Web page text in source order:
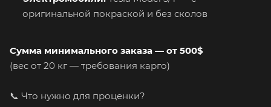
оригинальной покраской и без сколов
Сумма минимального заказа — от 500$
(вес от 20 кг — требования карго)
📞 Что нужно для проценки?